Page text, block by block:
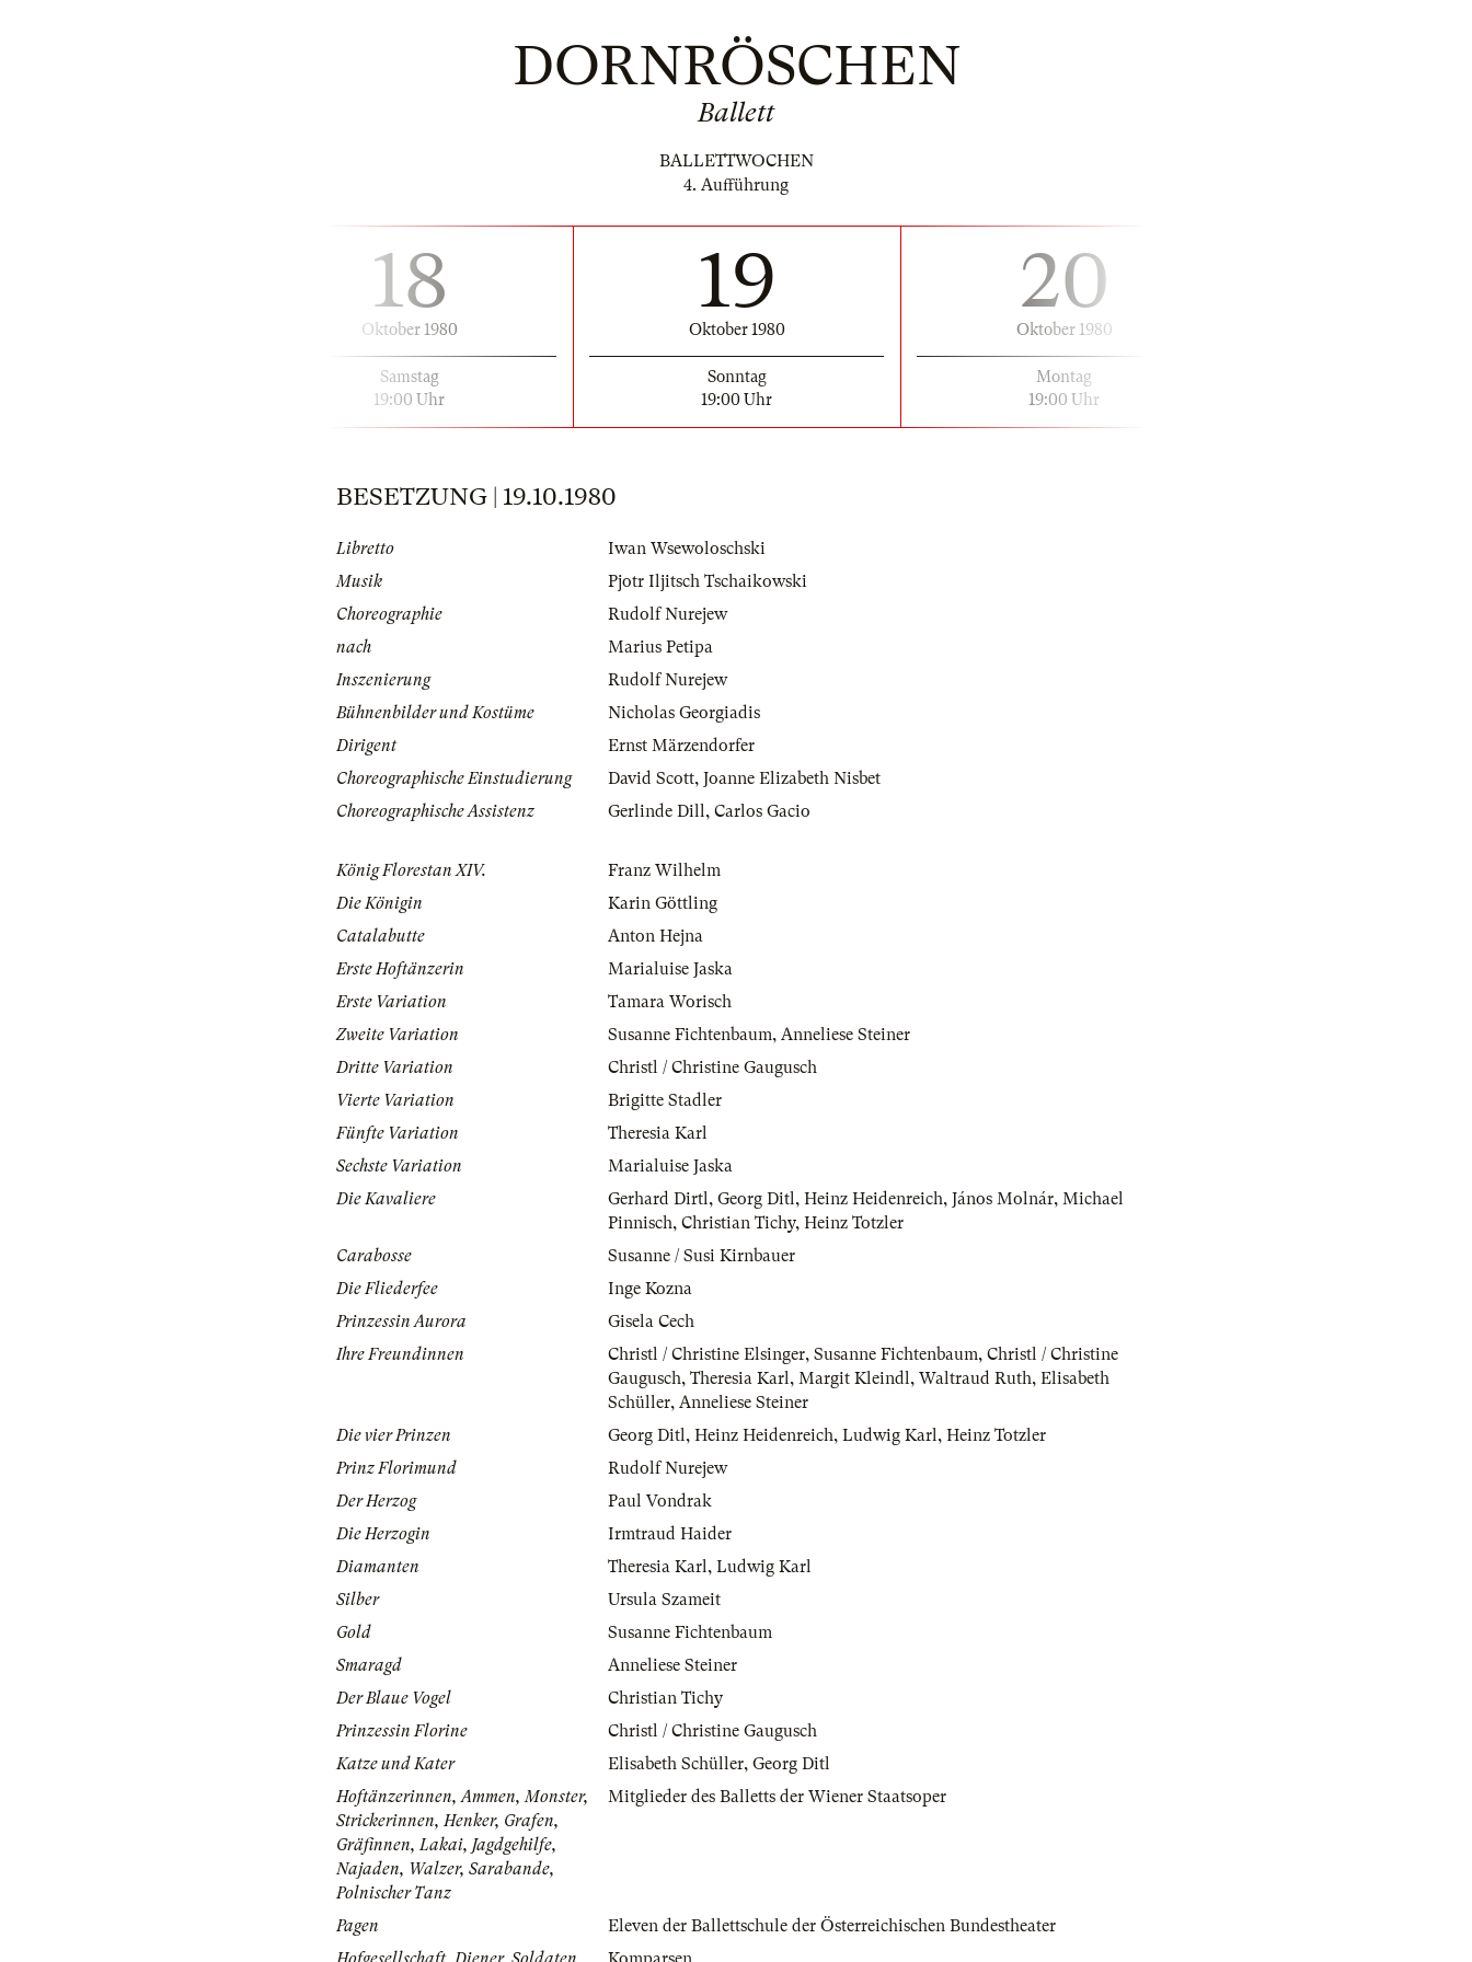
DORNRÖSCHEN
Ballett
BALLETTWOCHEN
4. Aufführung
18
Oktober 1980
Samstag
19:00 Uhr
19
Oktober 1980
Sonntag
19:00 Uhr
20
Oktober 1980
Montag
19:00 Uhr
BESETZUNG | 19.10.1980
Libretto
Iwan Wsewoloschski
Musik
Pjotr Iljitsch Tschaikowski
Choreographie
Rudolf Nurejew
nach
Marius Petipa
Inszenierung
Rudolf Nurejew
Bühnenbilder und Kostüme
Nicholas Georgiadis
Dirigent
Ernst Märzendorfer
Choreographische Einstudierung
David Scott, Joanne Elizabeth Nisbet
Choreographische Assistenz
Gerlinde Dill, Carlos Gacio
König Florestan XIV.
Franz Wilhelm
Die Königin
Karin Göttling
Catalabutte
Anton Hejna
Erste Hoftänzerin
Marialuise Jaska
Erste Variation
Tamara Worisch
Zweite Variation
Susanne Fichtenbaum, Anneliese Steiner
Dritte Variation
Christl / Christine Gaugusch
Vierte Variation
Brigitte Stadler
Fünfte Variation
Theresia Karl
Sechste Variation
Marialuise Jaska
Die Kavaliere
Gerhard Dirtl, Georg Ditl, Heinz Heidenreich, János Molnár, Michael
Pinnisch, Christian Tichy, Heinz Totzler
Carabosse
Susanne / Susi Kirnbauer
Die Fliederfee
Inge Kozna
Prinzessin Aurora
Gisela Cech
Ihre Freundinnen
Christl / Christine Elsinger, Susanne Fichtenbaum, Christl / Christine
Gaugusch, Theresia Karl, Margit Kleindl, Waltraud Ruth, Elisabeth
Schüller, Anneliese Steiner
Die vier Prinzen
Georg Ditl, Heinz Heidenreich, Ludwig Karl, Heinz Totzler
Prinz Florimund
Rudolf Nurejew
Der Herzog
Paul Vondrak
Die Herzogin
Irmtraud Haider
Diamanten
Theresia Karl, Ludwig Karl
Silber
Ursula Szameit
Gold
Susanne Fichtenbaum
Smaragd
Anneliese Steiner
Der Blaue Vogel
Christian Tichy
Prinzessin Florine
Christl / Christine Gaugusch
Katze und Kater
Elisabeth Schüller, Georg Ditl
Hoftänzerinnen, Ammen, Monster,
Strickerinnen, Henker, Grafen,
Gräfinnen, Lakai, Jagdgehilfe,
Najaden, Walzer, Sarabande,
Polnischer Tanz
Mitglieder des Balletts der Wiener Staatsoper
Pagen
Eleven der Ballettschule der Österreichischen Bundestheater